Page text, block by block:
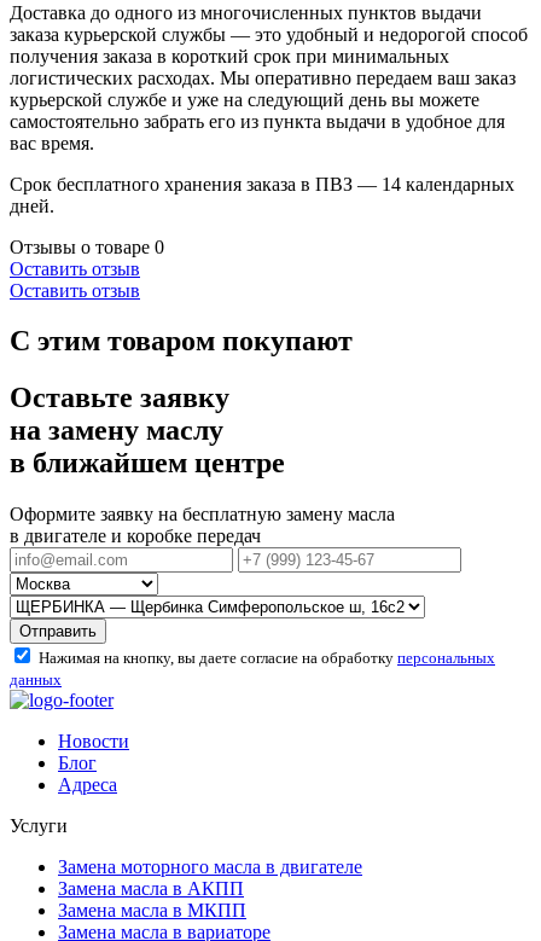
Доставка до одного из многочисленных пунктов выдачи
заказа курьерской службы — это удобный и недорогой способ
получения заказа в короткий срок при минимальных
логистических расходах. Мы оперативно передаем ваш заказ
курьерской службе и уже на следующий день вы можете
самостоятельно забрать его из пункта выдачи в удобное для
вас время.
Срок бесплатного хранения заказа в ПВЗ — 14 календарных
дней.
Отзывы о товаре 0
Оставить отзыв
Оставить отзыв
С этим товаром покупают
Оставьте заявку
на замену маслу
в ближайшем центре
Оформите заявку на бесплатную замену масла
в двигателе и коробке передач
Отправить
Нажимая на кнопку, вы даете согласие на обработку персональных
данных
Новости
Блог
Адреса
Услуги
Замена моторного масла в двигателе
Замена масла в АКПП
Замена масла в МКПП
Замена масла в вариаторе